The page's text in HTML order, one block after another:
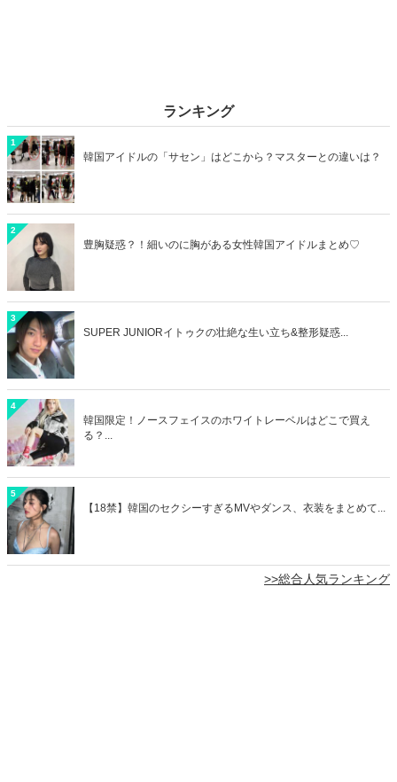
ランキング
1
韓国アイドルの「サセン」はどこから？マスターとの違いは？
2
豊胸疑惑？！細いのに胸がある女性韓国アイドルまとめ♡
3
SUPER JUNIORイトゥクの壮絶な生い立ち&整形疑惑...
4
韓国限定！ノースフェイスのホワイトレーベルはどこで買え
る？...
5
【18禁】韓国のセクシーすぎるMVやダンス、衣装をまとめて...
>>総合人気ランキング